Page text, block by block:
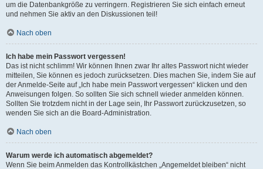
um die Datenbankgröße zu verringern. Registrieren Sie sich einfach erneut
und nehmen Sie aktiv an den Diskussionen teil!
Nach oben
Ich habe mein Passwort vergessen!
Das ist nicht schlimm! Wir können Ihnen zwar Ihr altes Passwort nicht wieder
mitteilen, Sie können es jedoch zurücksetzen. Dies machen Sie, indem Sie auf
der Anmelde-Seite auf „Ich habe mein Passwort vergessen“ klicken und den
Anweisungen folgen. So sollten Sie sich schnell wieder anmelden können.
Sollten Sie trotzdem nicht in der Lage sein, Ihr Passwort zurückzusetzen, so
wenden Sie sich an die Board-Administration.
Nach oben
Warum werde ich automatisch abgemeldet?
Wenn Sie beim Anmelden das Kontrollkästchen „Angemeldet bleiben“ nicht